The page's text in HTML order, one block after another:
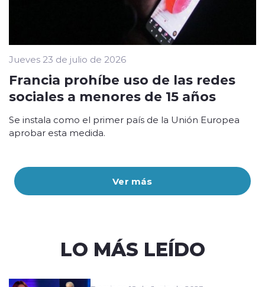
Ver más
Jueves 23 de julio de 2026
Francia prohíbe uso de las redes
sociales a menores de 15 años
Se instala como el primer país de la Unión Europea
aprobar esta medida.
LO MÁS LEÍDO